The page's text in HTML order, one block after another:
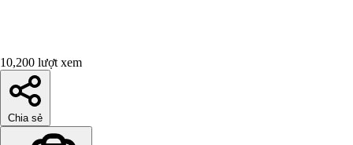
10,200 lượt xem
Chia sẻ